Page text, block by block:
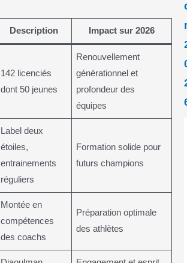
Description Impact sur 2026
142 licenciés
dont 50 jeunes
Renouvellement
générationnel et
profondeur des
équipes
Label deux
étoiles,
entrainements
réguliers
Formation solide pour
futurs champions
Montée en
compétences
des coachs
Préparation optimale
des athlètes